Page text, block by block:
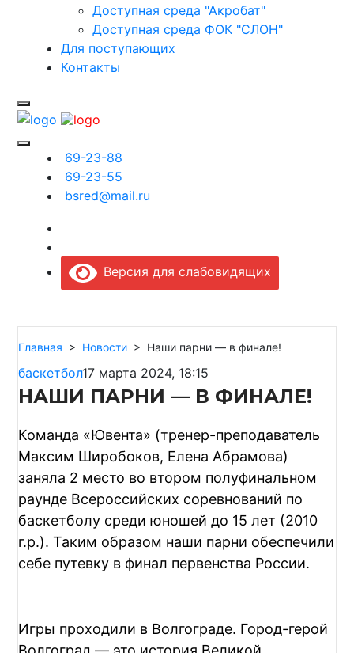
Доступная среда "Акробат"
Доступная среда ФОК "СЛОН"
Для поступающих
Контакты
69-23-88
69-23-55
bsred@mail.ru
Версия для слабовидящих
Главная > Новости > Наши парни — в финале!
баскетбол17 марта 2024, 18:15
НАШИ ПАРНИ — В ФИНАЛЕ!
Команда «Ювента» (тренер-преподаватель
Максим Широбоков, Елена Абрамова)
заняла 2 место во втором полуфинальном
раунде Всероссийских соревнований по
баскетболу среди юношей до 15 лет (2010
г.р.). Таким образом наши парни обеспечили
себе путевку в финал первенства России.
Игры проходили в Волгограде. Город-герой